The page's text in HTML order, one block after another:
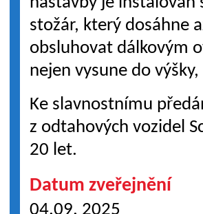
stožár, který dosáhne
obsluhovat dálkovým
nejen vysune do
Ke slavnostnímu
z odtahových vozidel
20 let.
Datum zveřejnění
04.09. 2025